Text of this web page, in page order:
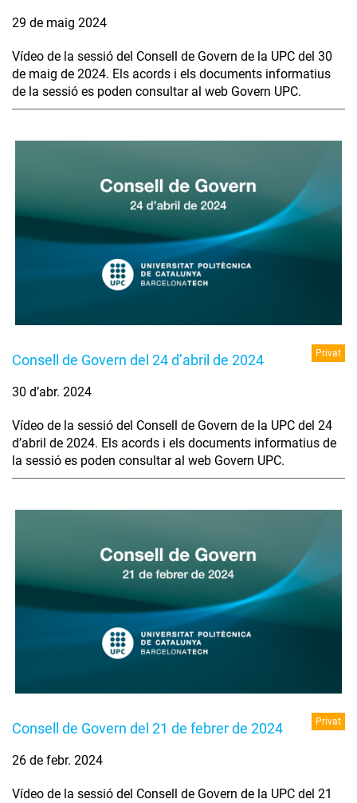
29 de maig 2024
Vídeo de la sessió del Consell de Govern de la UPC del 30
de maig de 2024. Els acords i els documents informatius
de la sessió es poden consultar al web Govern UPC.
Consell de Govern del 24 d’abril de 2024 Privat
30 d’abr. 2024
Vídeo de la sessió del Consell de Govern de la UPC del 24
d’abril de 2024. Els acords i els documents informatius de
la sessió es poden consultar al web Govern UPC.
Consell de Govern del 21 de febrer de 2024 Privat
26 de febr. 2024
Vídeo de la sessió del Consell de Govern de la UPC del 21